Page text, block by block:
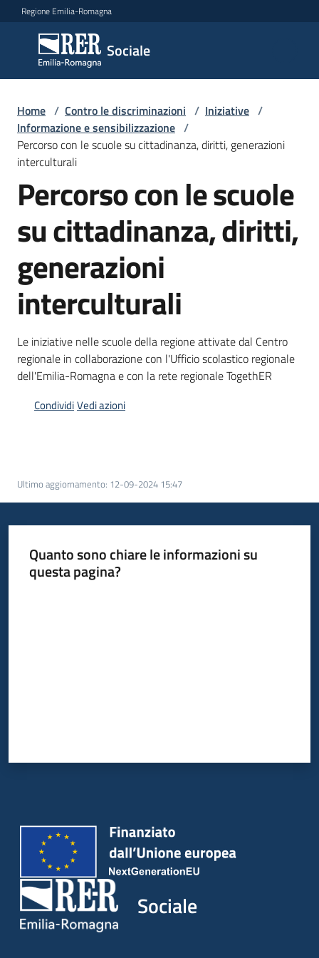
Vai al contenuto
Vai alla navigazione
Vai al footer
Regione Emilia-Romagna
Sociale
Sociale
Argomenti
Novità
Servizi
Leggi
Atti
Bandi
Piani
Programmi
Progetti
Home / Contro le discriminazioni / Iniziative /
Informazione e sensibilizzazione /
Percorso con le scuole su cittadinanza, diritti, generazioni
interculturali
Percorso con le scuole
su cittadinanza, diritti,
generazioni
interculturali
Le iniziative nelle scuole della regione attivate dal Centro
regionale in collaborazione con l'Ufficio scolastico regionale
dell'Emilia-Romagna e con la rete regionale TogethER
CondividiVedi azioni
Ultimo aggiornamento: 12-09-2024 15:47
Quanto sono chiare le informazioni su
questa pagina?
Sociale